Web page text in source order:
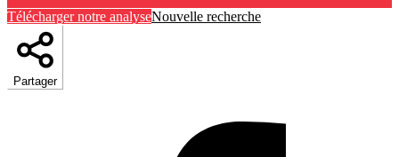
Télécharger notre analyseNouvelle recherche
Partager